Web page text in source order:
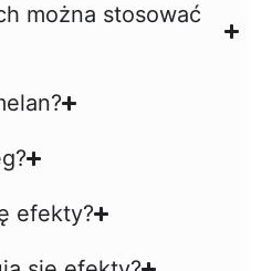
można stosować
efekty?